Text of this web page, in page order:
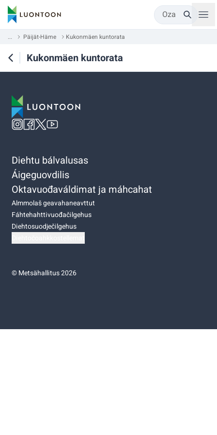
Oza
... Päijät-Häme Kukonmäen kuntorata
Kukonmäen kuntorata
Diehtu bálvalusas
Áigeguovdilis
Oktavuođaváldimat ja máhcahat
Almmolaš geavahaneavttut
Fáhtehahttivuođačilgehus
Diehtosuodječilgehus
©Metsähallitus 2026